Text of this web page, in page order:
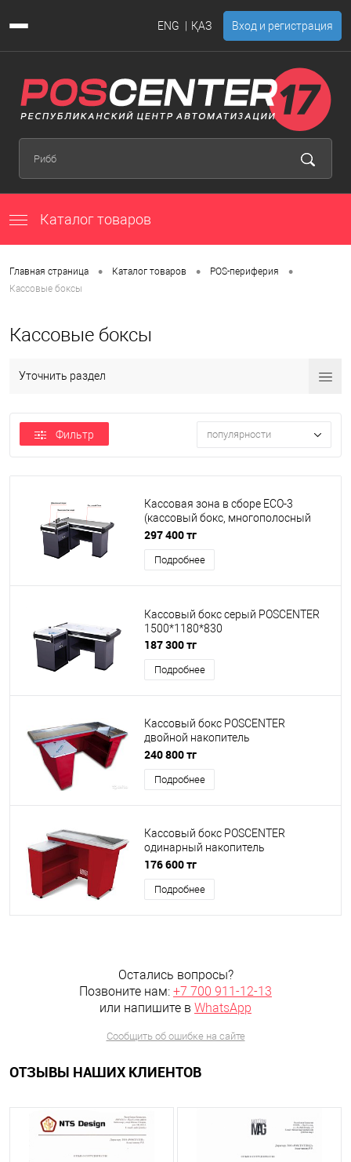
ENG ҚАЗ Вход и регистрация
Каталог товаров
Главная страница • Каталог товаров • POS-периферия •
Кассовые боксы
Кассовые боксы
Уточнить раздел
Фильтр популярности
Кассовая зона в сборе ECO-3
(кассовый бокс, многополосный
сканер Datalogic Magellan 3200,
297 400 тг
Подробнее
Кассовый бокс серый POSCENTER
1500*1180*830
187 300 тг
Подробнее
Кассовый бокс POSCENTER
двойной накопитель
(красный,синий,серый)
240 800 тг
Подробнее
Кассовый бокс POSCENTER
одинарный накопитель
(красный,синий) 1500*1020*875
176 600 тг
Подробнее
Остались вопросы?
Позвоните нам: +7 700 911-12-13
или напишите в WhatsApp
Сообщить об ошибке на сайте
ОТЗЫВЫ НАШИХ КЛИЕНТОВ